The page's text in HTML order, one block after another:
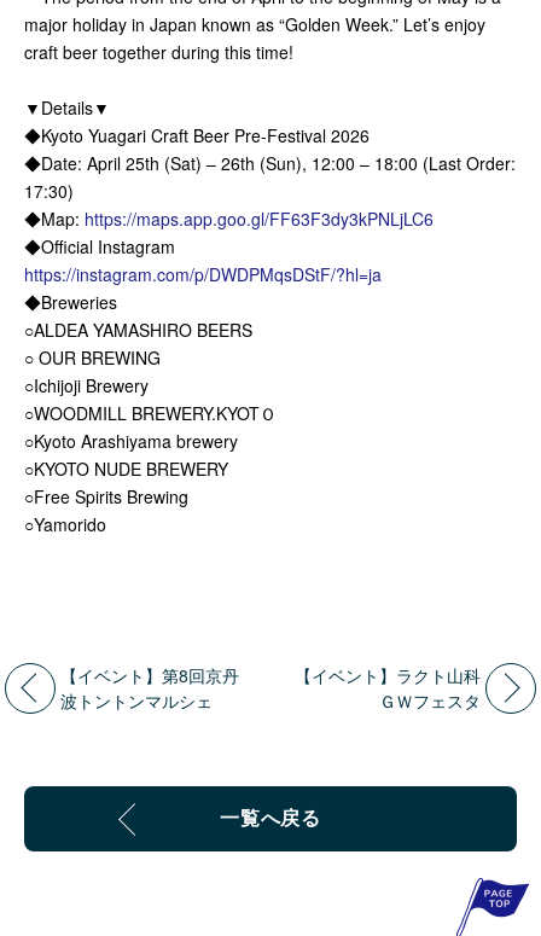
major holiday in Japan known as “Golden Week.” Let’s enjoy
craft beer together during this time!
▼Details▼
◆Kyoto Yuagari Craft Beer Pre-Festival 2026
◆Date: April 25th (Sat) – 26th (Sun), 12:00 – 18:00 (Last Order:
17:30)
◆Map: https://maps.app.goo.gl/FF63F3dy3kPNLjLC6
◆Official Instagram
https://instagram.com/p/DWDPMqsDStF/?hl=ja
◆Breweries
○ALDEA YAMASHIRO BEERS
○ OUR BREWING
○Ichijoji Brewery
○WOODMILL BREWERY.KYOTＯ
○Kyoto Arashiyama brewery
○KYOTO NUDE BREWERY
○Free Spirits Brewing
○Yamorido
【イベント】第8回京丹
波トントンマルシェ
【イベント】ラクト山科
ＧＷフェスタ
一覧へ戻る